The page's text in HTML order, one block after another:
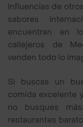
influencias de
sabores
encuentran en
callejeros de
venden todo lo
Si buscas un
comida excelente
no busques
restaurantes